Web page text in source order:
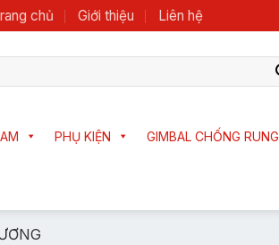
chủ Giới thiệu Liên hệ
PHỤ KIỆN GIMBAL CHỐNG RUNG